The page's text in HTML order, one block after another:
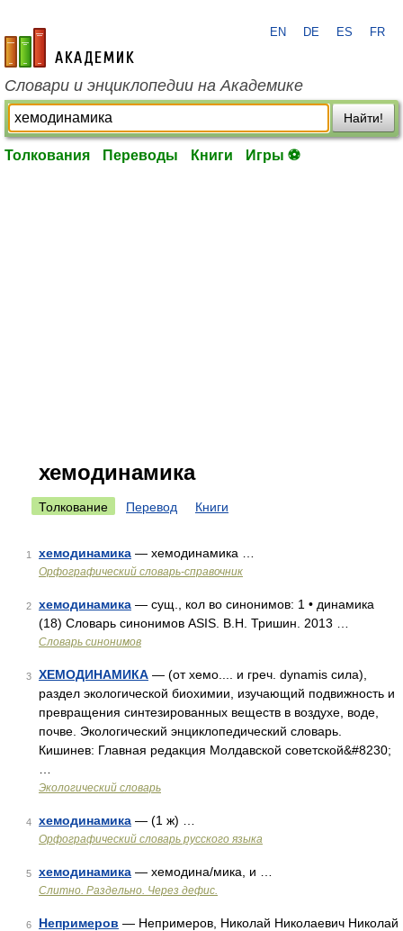
academic.ru
EN DE ES FR
Словари и энциклопедии на Академике
Найти!
Толкования Переводы Книги Игры ⚽
хемодинамика
Толкование Перевод Книги
1 хемодинамика — хемодинамика …
Орфографический словарь-справочник
2 хемодинамика — сущ., кол во синонимов: 1 • динамика
(18) Словарь синонимов ASIS. В.Н. Тришин. 2013 …
Словарь синонимов
3 ХЕМОДИНАМИКА — (от хемо.... и греч. dynamis сила),
раздел экологической биохимии, изучающий подвижность и
превращения синтезированных веществ в воздухе, воде,
почве. Экологический энциклопедический словарь.
Кишинев: Главная редакция Молдавской советской&#8230;
Экологический словарь
4 хемодинамика — (1 ж) …
Орфографический словарь русского языка
5 хемодинамика — хемодина/мика, и …
Слитно. Раздельно. Через дефис.
6 Непримеров — Непримеров, Николай Николаевич Николай